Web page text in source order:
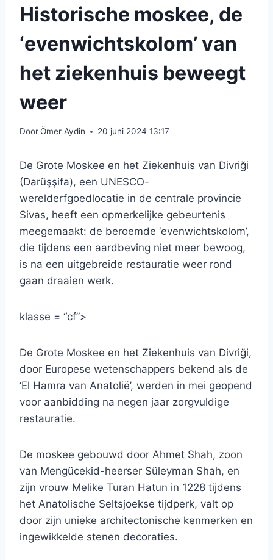
Historische moskee, de
‘evenwichtskolom’ van
het ziekenhuis beweegt
weer
DoorÖmer Aydin 20 juni 2024 13:17
De Grote Moskee en het Ziekenhuis van Divriği
(Darüşşifa), een UNESCO-
werelderfgoedlocatie in de centrale provincie
Sivas, heeft een opmerkelijke gebeurtenis
meegemaakt: de beroemde ‘evenwichtskolom’,
die tijdens een aardbeving niet meer bewoog,
is na een uitgebreide restauratie weer rond
gaan draaien werk.
klasse = “cf”>
De Grote Moskee en het Ziekenhuis van Divriği,
door Europese wetenschappers bekend als de
‘El Hamra van Anatolië’, werden in mei geopend
voor aanbidding na negen jaar zorgvuldige
restauratie.
De moskee gebouwd door Ahmet Shah, zoon
van Mengücekid-heerser Süleyman Shah, en
zijn vrouw Melike Turan Hatun in 1228 tijdens
het Anatolische Seltsjoekse tijdperk, valt op
door zijn unieke architectonische kenmerken en
ingewikkelde stenen decoraties.